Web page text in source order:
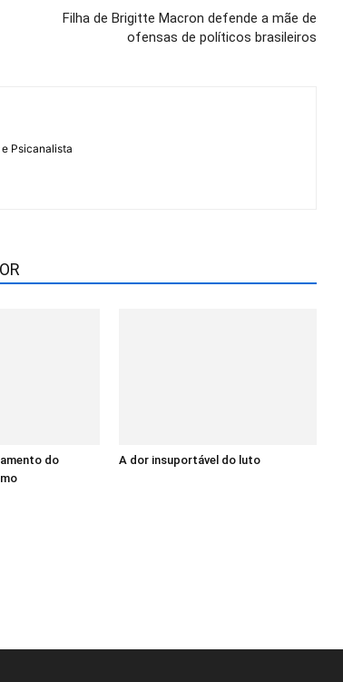
Filha de Brigitte Macron defende a mãe de
ofensas de políticos brasileiros
Psicanalista
do
A dor insuportável do luto